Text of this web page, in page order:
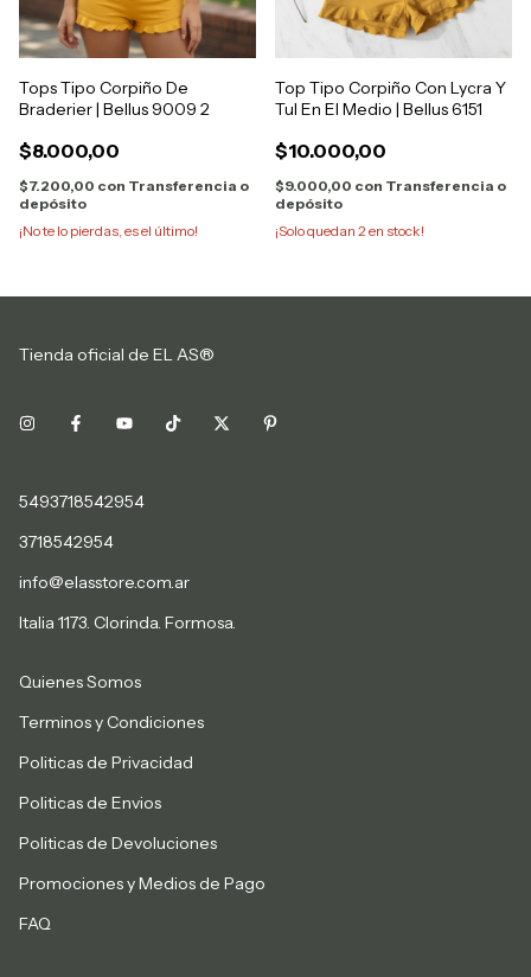
Tops Tipo Corpiño De
Braderier | Bellus 9009 2
$8.000,00
$7.200,00 con Transferencia o
depósito
¡No te lo pierdas, es el último!
Top Tipo Corpiño Con Lycra Y
Tul En El Medio | Bellus 6151
$10.000,00
$9.000,00 con Transferencia o
depósito
¡Solo quedan 2en stock!
Tienda oficial de EL AS®
5493718542954
3718542954
info@elasstore.com.ar
Italia 1173. Clorinda. Formosa.
Quienes Somos
Terminos y Condiciones
Politicas de Privacidad
Politicas de Envios
Politicas de Devoluciones
Promociones y Medios de Pago
FAQ